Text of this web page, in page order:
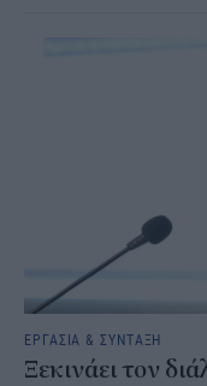
ΕΡΓΑΣΙΑ & ΣΥΝΤΑΞΗ
Ξεκινάει τον